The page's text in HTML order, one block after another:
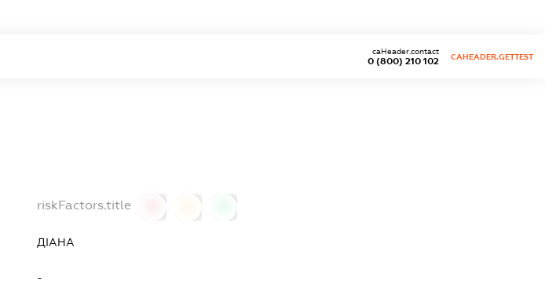
0 (800) 210 102
caHeader.contact
CAHEADER.GETTEST
riskFactors.title
ДІАНА
-